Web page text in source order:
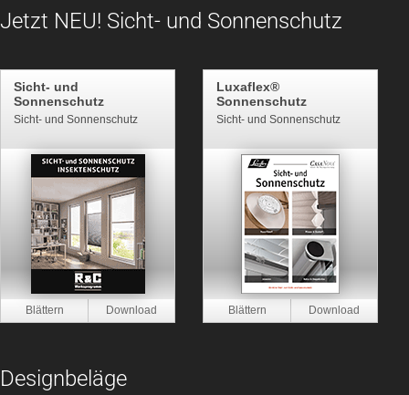
Jetzt NEU! Sicht- und Sonnenschutz
Sicht- und
Sonnenschutz
Sicht- und Sonnenschutz
Luxaflex®
Sonnenschutz
Sicht- und Sonnenschutz
Designbeläge